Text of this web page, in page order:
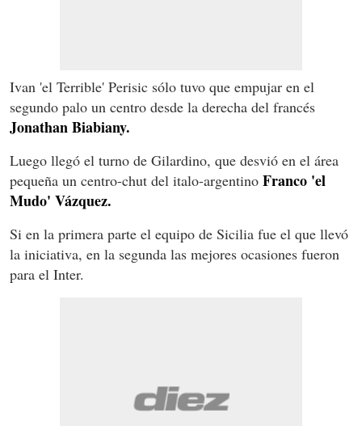
Ivan 'el Terrible' Perisic sólo tuvo que empujar en el
segundo palo un centro desde la derecha del francés
Jonathan Biabiany.
Luego llegó el turno de Gilardino, que desvió en el área
pequeña un centro-chut del italo-argentino Franco 'el
Mudo' Vázquez.
Si en la primera parte el equipo de Sicilia fue el que llevó
la iniciativa, en la segunda las mejores ocasiones fueron
para el Inter.